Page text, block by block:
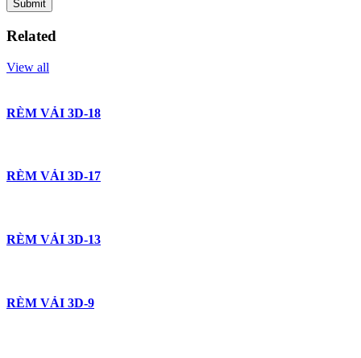
Related
View all
RÈM VẢI 3D-18
RÈM VẢI 3D-17
RÈM VẢI 3D-13
RÈM VẢI 3D-9